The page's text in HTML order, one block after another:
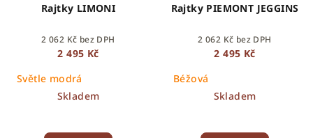
Rajtky LIMONI
2 062 Kč bez DPH
2 495 Kč
Světle modrá
Skladem
Rajtky PIEMONT JEGGINS
2 062 Kč bez DPH
2 495 Kč
Béžová
Skladem